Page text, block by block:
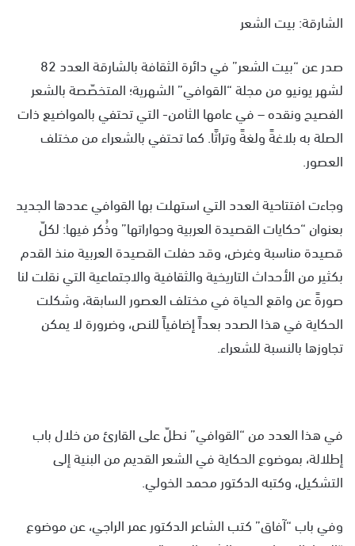
الشارقة: بيت الشعر
صدر عن “بيت الشعر” في دائرة الثقافة بالشارقة العدد 82
لشهر يونيو من مجلة “القوافي” الشهرية؛ المتخصّصة بالشعر
الفصيح ونقده – في عامها الثامن- التي تحتفي بالمواضيع ذات
الصلة به بلاغةً ولغةً وتراثًا. كما تحتفي بالشعراء من مختلف
العصور.
وجاءت افتتاحية العدد التي استهلت بها القوافي عددها الجديد
بعنوان “حكايات القصيدة العربية وحواراتها” وذُكر فيها: لكلّ
قصيدة مناسبة وغرض، وقد حفلت القصيدة العربية منذ القدم
بكثير من الأحداث التاريخية والثقافية والاجتماعية التي نقلت لنا
صورةً عن واقع الحياة في مختلف العصور السابقة، وشكلت
الحكاية في هذا الصدد بعداً إضافياً للنص، وضرورة لا يمكن
تجاوزها بالنسبة للشعراء.
في هذا العدد من “القوافي” نطلّ على القارئ من خلال باب
إطلالة، بموضوع الحكاية في الشعر القديم من البنية إلى
التشكيل، وكتبه الدكتور محمد الخولي.
وفي باب “آفاق” كتب الشاعر الدكتور عمر الراجي، عن موضوع